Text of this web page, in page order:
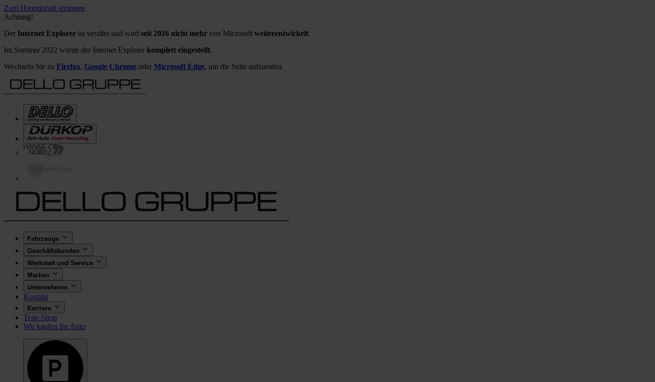
Zum Hauptinhalt springen
Achtung!
Der Internet Explorer ist veraltet und wird seit 2016 nicht mehr von Microsoft weiterentwickelt.
Im Sommer 2022 wurde der Internet Explorer komplett eingestellt.
Wechseln Sie zu Firefox, Google Chrome oder Microsoft Edge, um die Seite aufzurufen.
Fahrzeuge
Geschäftskunden
Werkstatt und Service
Marken
Unternehmen
Kontakt
Karriere
Teile-Shop
Wir kaufen Ihr Auto